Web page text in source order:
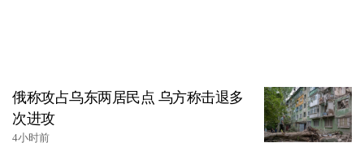
俄称攻占乌东两居民点 乌方称击退多
次进攻
4小时前